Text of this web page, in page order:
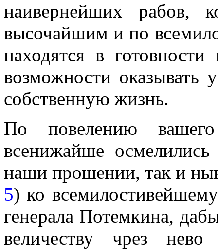
наивернейших рабов,
высочайшим и по
находятся в
возможности оказывать
собственную жизнь.
По повелению вашего
всенижайше
наши прошении, так и
5) ко
генерала Потемкина,
величеству чрез